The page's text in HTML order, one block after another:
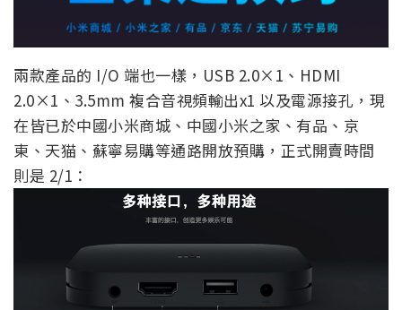
兩款產品的 I/O 端也一樣，USB 2.0×1、HDMI
2.0×1、3.5mm 複合音視頻輸出x1 以及電源接孔，現
在皆已於中國小米商城、中國小米之家、有品、京
東、天猫、蘇寧易購等通路開放預購，正式開賣時間
則是 2/1：